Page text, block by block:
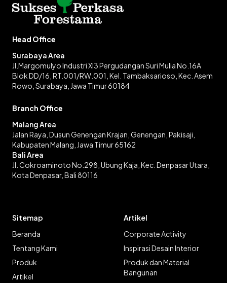
Head Office
Surabaya Area
Jl.Margomulyo Industri XI3 Pergudangan Suri Mulia No.16A
Blok DD/16, RT.001/RW.001, Kel. Tambaksarioso, Kec. Asem
Rowo, Surabaya, Jawa Timur 60184
Branch Office
Malang Area
Jalan Raya, Dusun Genengan Krajan, Genengan, Pakisaji,
Kabupaten Malang, Jawa Timur 65162
Bali Area
Jl. Cokroaminoto No.298, Ubung Kaja, Kec. Denpasar Utara,
Kota Denpasar, Bali 80116
Sitemap
Beranda
Tentang Kami
Produk
Artikel
Artikel
Corporate Activity
Inspirasi Desain Interior
Produk dan Material
Bangunan